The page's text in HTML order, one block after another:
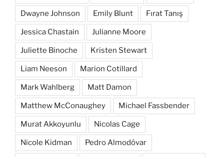
Dwayne Johnson Emily Blunt Fırat Tanış
Jessica Chastain Julianne Moore
Juliette Binoche Kristen Stewart
Liam Neeson Marion Cotillard
Mark Wahlberg Matt Damon
Matthew McConaughey Michael Fassbender
Murat Akkoyunlu Nicolas Cage
Nicole Kidman Pedro Almodóvar